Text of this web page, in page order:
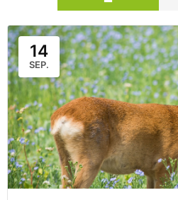
14
SEP.